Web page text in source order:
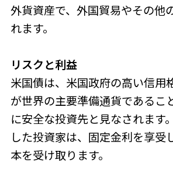
外貨資産で、外国貿易やその他
れます。
リスクと利益
米国債は、米国政府の高い信用
が世界の主要準備通貨であるこ
に安全な投資先と見なされます
した投資家は、固定金利を享受
本を受け取ります。